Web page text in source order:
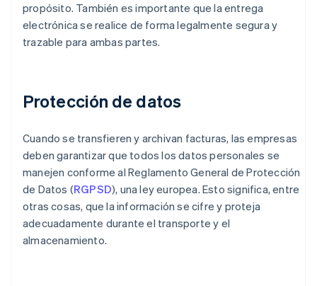
propósito. También es importante que la entrega
electrónica se realice de forma legalmente segura y
trazable para ambas partes.
Protección de datos
Cuando se transfieren y archivan facturas, las empresas
deben garantizar que todos los datos personales se
manejen conforme al Reglamento General de Protección
de Datos (RGPSD), una ley europea. Esto significa, entre
otras cosas, que la información se cifre y proteja
adecuadamente durante el transporte y el
almacenamiento.